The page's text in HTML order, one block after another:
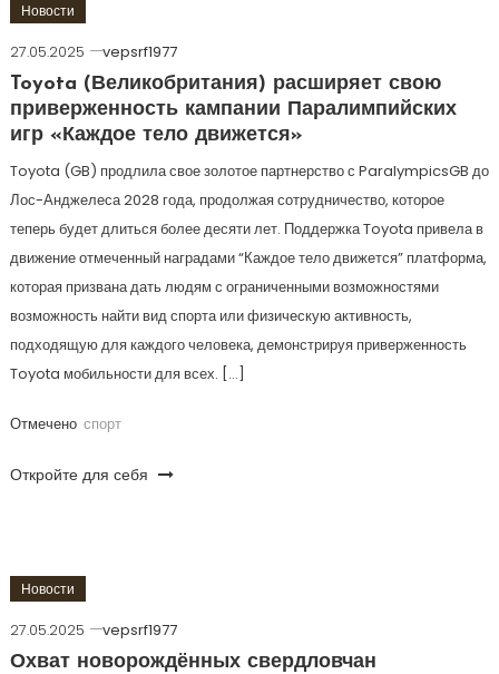
Новости
27.05.2025
vepsrf1977
Toyota (Великобритания) расширяет свою
приверженность кампании Паралимпийских
игр «Каждое тело движется»
Toyota (GB) продлила свое золотое партнерство с ParalympicsGB до
Лос-Анджелеса 2028 года, продолжая сотрудничество, которое
теперь будет длиться более десяти лет. Поддержка Toyota привела в
движение отмеченный наградами “Каждое тело движется” платформа,
которая призвана дать людям с ограниченными возможностями
возможность найти вид спорта или физическую активность,
подходящую для каждого человека, демонстрируя приверженность
Toyota мобильности для всех. […]
Отмечено спорт
Откройте для себя
Новости
27.05.2025
vepsrf1977
Охват новорождённых свердловчан